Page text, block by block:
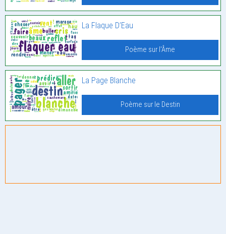
La Flaque D’Eau
Poème sur l'Âme
La Page Blanche
Poème sur le Destin